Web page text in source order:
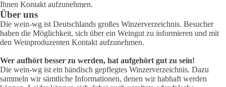
Ihnen Kontakt aufzunehmen.
Über uns
Die wein-wg ist Deutschlands großes Winzerverzeichnis. Besucher
haben die Möglichkeit, sich über ein Weingut zu informieren und mit
den Weinproduzenten Kontakt aufzunehmen.
Wer aufhört besser zu werden, hat aufgehört gut zu sein!
Die wein-wg ist ein händisch gepflegtes Winzerverzeichnis. Dazu
sammeln wir sämtliche Informationen, denen wir habhaft werden